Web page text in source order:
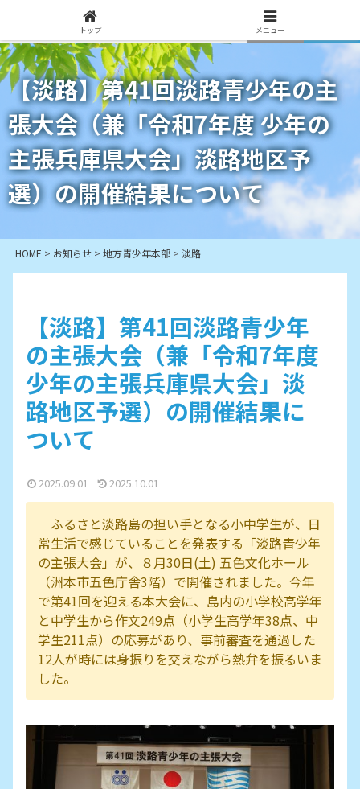
【淡路】第41回淡路青少年の主
張大会（兼「令和7年度 少年の
主張兵庫県大会」淡路地区予
選）の開催結果について
HOME > お知らせ >地方青少年本部 >淡路
【淡路】第41回淡路青少年
の主張大会（兼「令和7年度
少年の主張兵庫県大会」淡
路地区予選）の開催結果に
ついて
2025.09.01 2025.10.01
ふるさと淡路島の担い手となる小中学生が、日
常生活で感じていることを発表する「淡路青少年
の主張大会」が、８月30日(土) 五色文化ホール
（洲本市五色庁舎3階）で開催されました。今年
で第41回を迎える本大会に、島内の小学校高学年
と中学生から作文249点（小学生高学年38点、中
学生211点）の応募があり、事前審査を通過した
12人が時には身振りを交えながら熱弁を振るいま
した。
トップ メニュー